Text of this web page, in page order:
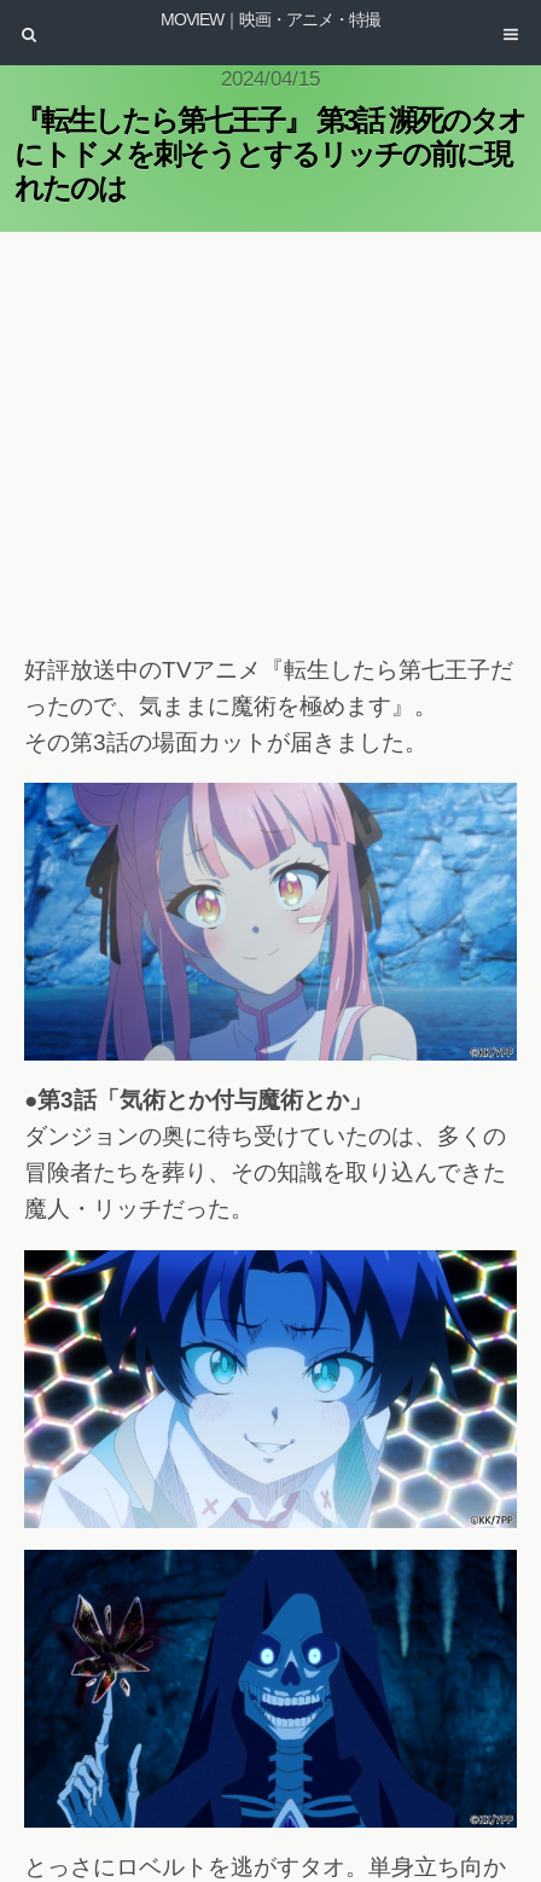
MOVIEW｜映画・アニメ・特撮
2024/04/15
『転生したら第七王子』 第3話 瀕死のタオ
にトドメを刺そうとするリッチの前に現
れたのは
好評放送中のTVアニメ『転生したら第七王子だ
ったので、気ままに魔術を極めます』。
その第3話の場面カットが届きました。
●第3話「気術とか付与魔術とか」
ダンジョンの奥に待ち受けていたのは、多くの
冒険者たちを葬り、その知識を取り込んできた
魔人・リッチだった。
とっさにロベルトを逃がすタオ。単身立ち向か